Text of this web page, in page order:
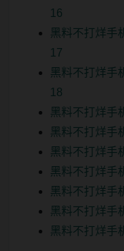
16
黑料不打烊手
17
黑料不打烊手
18
黑料不打烊手
黑料不打烊手
黑料不打烊手
黑料不打烊手
黑料不打烊手
黑料不打烊手
黑料不打烊手